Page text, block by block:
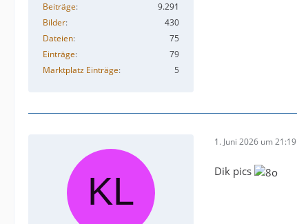
Beiträge
9.291
Bilder
430
Dateien
75
Einträge
79
Marktplatz Einträge
5
1. Juni 2026 um 21:19
Dik pics